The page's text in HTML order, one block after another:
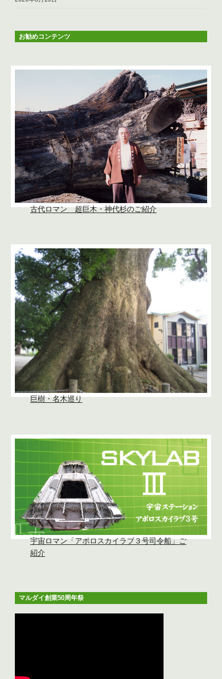
お勧めコンテンツ
古代ロマン 超巨木・神代杉のご紹介
巨樹・名木巡り
宇宙ロマン「アポロスカイラブ３号司令船」ご
紹介
マルダイ創業50周年祭